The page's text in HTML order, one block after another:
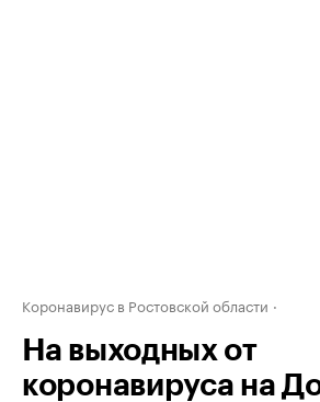
Коронавирус в Ростовской области
На выходных от
коронавируса на